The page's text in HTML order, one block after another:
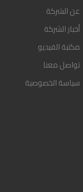
عن الشركة
أخبار الشركة
مكتبة الفيديو
تواصل معنا
سياسة الخصوصية